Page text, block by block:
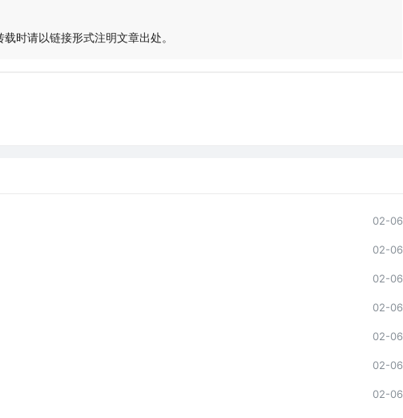
时请以链接形式注明文章出处。
02-06
02-06
02-06
02-06
02-06
02-06
02-06